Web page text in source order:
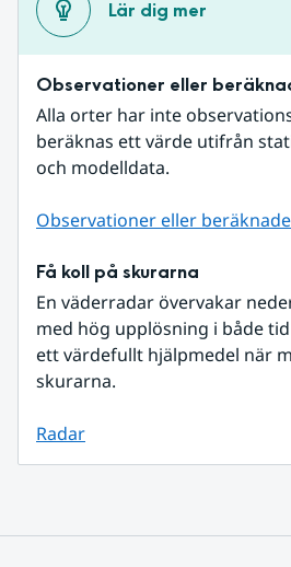
Lär dig mer
Observationer eller
Alla orter har inte
beräknas ett värde utifrån
och modelldata.
Observationer eller
Få koll på skurarna
En väderradar övervakar
med hög upplösning i både
ett värdefullt hjälpmedel när
skurarna.
Radar